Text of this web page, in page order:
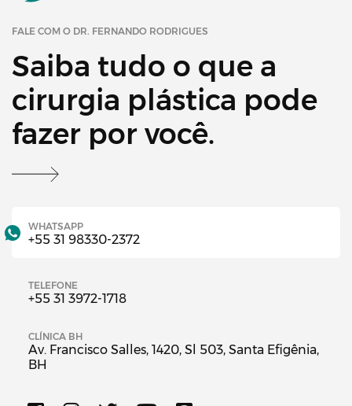
FALE COM O DR. FERNANDO RODRIGUES
Saiba tudo o que a
cirurgia plástica pode
fazer por você.
WHATSAPP
+55 31 98330-2372
TELEFONE
+55 31 3972-1718
CLÍNICA BH
Av. Francisco Salles, 1420, Sl 503, Santa Efigênia,
BH